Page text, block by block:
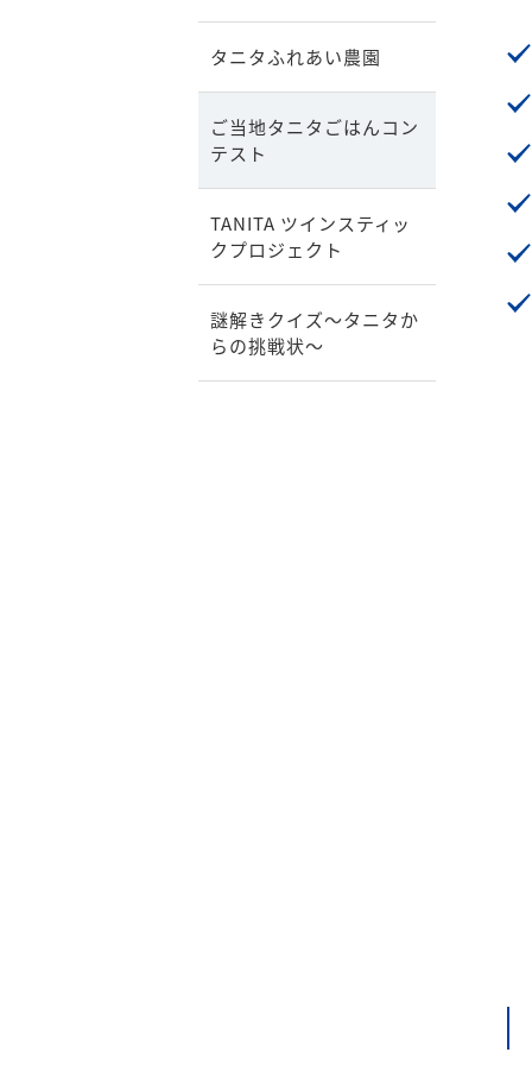
タニタふれあい農園
ご当地タニタごはんコン
テスト
TANITA ツインスティッ
クプロジェクト
謎解きクイズ～タニタか
らの挑戦状～